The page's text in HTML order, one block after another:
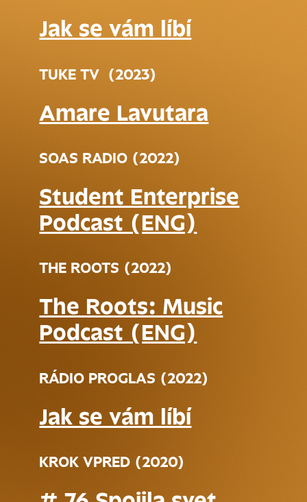
Jak se vám líbí
TUKE TV (2023)
Amare Lavutara
SOAS RADIO (2022)
Student Enterprise
Podcast (ENG)
THE ROOTS (2022)
The Roots: Music
Podcast (ENG)
RÁDIO PROGLAS (2022)
Jak se vám líbí
KROK VPRED (2020)